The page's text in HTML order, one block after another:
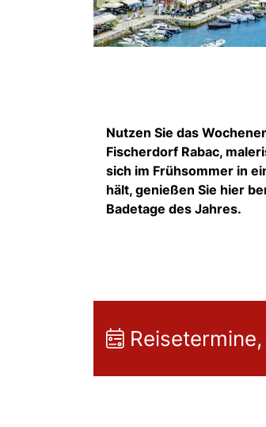
Nutzen Sie das
Fischerdorf Rabac,
sich im Frühsommer in
hält, genießen Sie hier
Badetage des Jahres.